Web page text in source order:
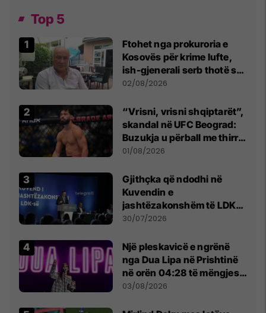
Top 5
Ftohet nga prokuroria e
Kosovës për krime lufte,
ish-gjenerali serb thotë se
dikush e tradhtoi në
02/08/2026
“Vrisni, vrisni shqiptarët”,
skandal në UFC Beograd:
Buzukja u përball me thirrje
anti-shqiptare nga
01/08/2026
Gjithçka që ndodhi në
Kuvendin e
jashtëzakonshëm të LDK-
së
30/07/2026
Një pleskavicë e ngrënë
nga Dua Lipa në Prishtinë
në orën 04:28 të mëngjesit
- dhe bota digjitale serbe
03/08/2026